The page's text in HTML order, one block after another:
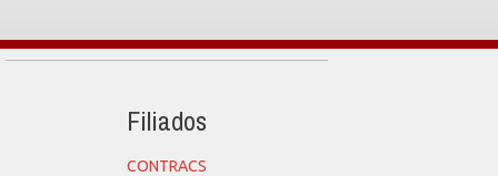
Filiados
CONTRACS